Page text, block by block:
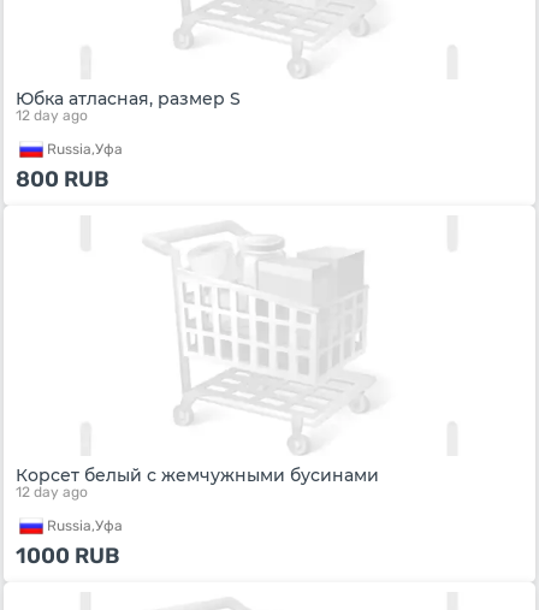
Юбка атласная, размер S
12 day ago
Russia,Уфа
800 RUB
Корсет белый с жемчужными бусинами
12 day ago
Russia,Уфа
1000 RUB